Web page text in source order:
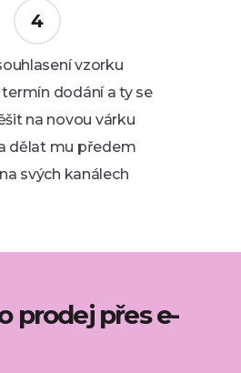
vzorku
dodání a ty se
na novou várku
dělat mu předem
svých kanálech
prodej přes e-